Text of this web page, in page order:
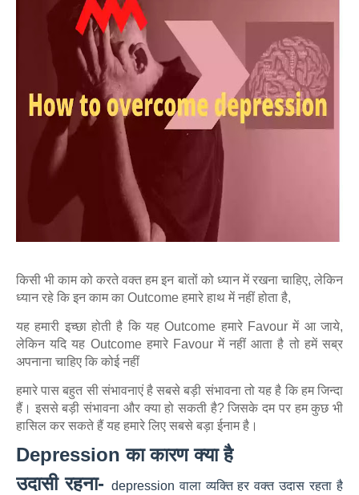
किसी भी काम को करते वक्त हम इन बातों को ध्यान में रखना चाहिए, लेकिन
ध्यान रहे कि इन काम का Outcome हमारे हाथ में नहीं होता है,
यह हमारी इच्छा होती है कि यह Outcome हमारे Favour में आ जाये,
लेकिन यदि यह Outcome हमारे Favour में नहीं आता है तो हमें सब्र
अपनाना चाहिए कि कोई नहीं
हमारे पास बहुत सी संभावनाएं है सबसे बड़ी संभावना तो यह है कि हम जिन्दा
हैं। इससे बड़ी संभावना और क्या हो सकती है? जिसके दम पर हम कुछ भी
हासिल कर सकते हैं यह हमारे लिए सबसे बड़ा ईनाम है।
Depression का कारण क्या है
उदासी रहना- depression वाला व्यक्ति हर वक्त उदास रहता है